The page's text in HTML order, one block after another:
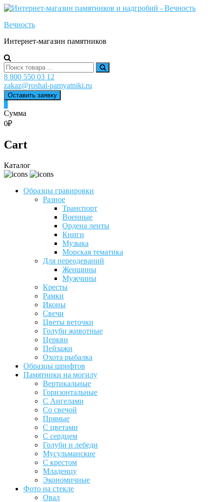
Skip
content
Вечность
Интернет-магазин памятников
Search
for:
8 800 550 03 12
zakaz@roshal-pamyatniki.ru
Оставить заявку
Сумма
0₽
Cart
Каталог
Образцы гравировки
Разное
Транспорт
Военные
Ордена ленты
Книги
Музыка
Морская тематика
Для переодеваний
Женщины
Мужчины
Кресты
Рамки
Иконы
Свечи
Цветы веточки
Голуби животные
Церкви
Пейзажи
Охота рыбалка
Образцы шрифтов
Памятники на могилу
Вертикальные
Горизонтальные
С Ангелами
Со свечой
Прямые
С цветами
С сердцем
Голуби и лебеди
Мусульманские
С крестом
Младенцу
Экономичные
Фото на стекле
Овал